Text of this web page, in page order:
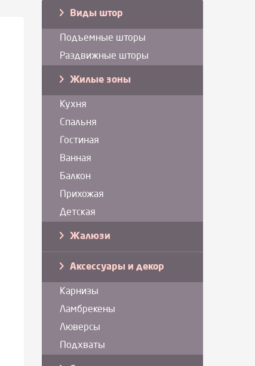
Виды штор
Подъемные шторы
Раздвижные шторы
Жилые зоны
Кухня
Спальня
Гостиная
Ванная
Балкон
Прихожая
Детская
Жалюзи
Аксессуары и декор
Карнизы
Ламбрекены
Люверсы
Подхваты